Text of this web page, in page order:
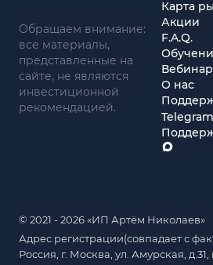
Обращаем внимание:
все материалы,
представленные на
сайте, не являются
инвестиционной
рекомендацией.
Карта
Акции
F.A.Q.
О нас
Telegram
© 2021 - 2026 «ИП Артём Николаев»
Адрес регистрации(совпадает с
Россия, г. Москва, ул. Амурская, д.31,